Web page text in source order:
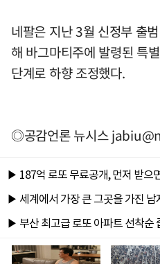
네팔은 지난 3월 신정부 출
해 바그마티주에 발령된 특
단계로 하향 조정했다.
◎공감언론 뉴시스